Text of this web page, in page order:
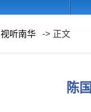
视听南华 -> 正文
陈